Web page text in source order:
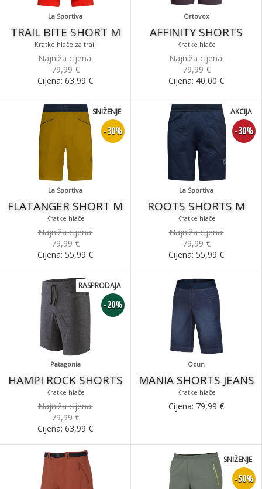
La Sportiva
TRAIL BITE SHORT M
Kratke hlače za trail
Najniža cijena:
79,99 €
Cijena: 63,99 €
Ortovox
AFFINITY SHORTS
Kratke hlače
Najniža cijena:
79,99 €
Cijena: 40,00 €
La Sportiva
FLATANGER SHORT M
Kratke hlače
-30%
SNIŽENJE
Najniža cijena:
79,99 €
Cijena: 55,99 €
La Sportiva
ROOTS SHORTS M
Kratke hlače
-30%
AKCIJA
Najniža cijena:
79,99 €
Cijena: 55,99 €
Patagonia
HAMPI ROCK SHORTS
Kratke hlače
-20%
RASPRODAJA
Najniža cijena:
79,99 €
Cijena: 63,99 €
Ocun
MANIA SHORTS JEANS
Kratke hlače
Cijena: 79,99 €
-50%
SNIŽENJE